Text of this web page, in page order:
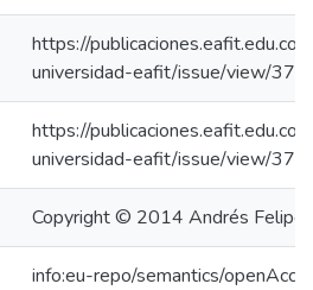
https://publicaciones.eafit.edu.co/
universidad-eafit/issue/view/
https://publicaciones.eafit.edu.co/
universidad-eafit/issue/view/
Copyright © 2014 Andrés Felipe
info:eu-repo/semantics/